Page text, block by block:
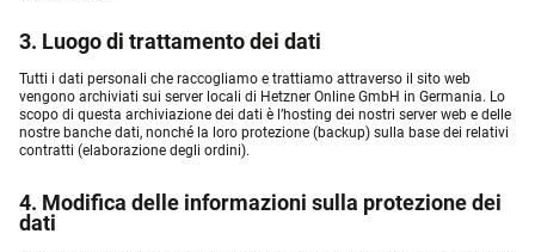
3. Luogo di trattamento dei dati
Tutti i dati personali che raccogliamo e trattiamo attraverso il sito web
vengono archiviati sui server locali di Hetzner Online GmbH in Germania. Lo
scopo di questa archiviazione dei dati è l’hosting dei nostri server web e delle
nostre banche dati, nonché la loro protezione (backup) sulla base dei relativi
contratti (elaborazione degli ordini).
4. Modifica delle informazioni sulla protezione dei
dati